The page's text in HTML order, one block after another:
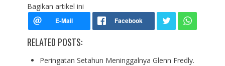
Bagikan artikel ini
RELATED POSTS:
Peringatan Setahun Meninggalnya Glenn Fredly.